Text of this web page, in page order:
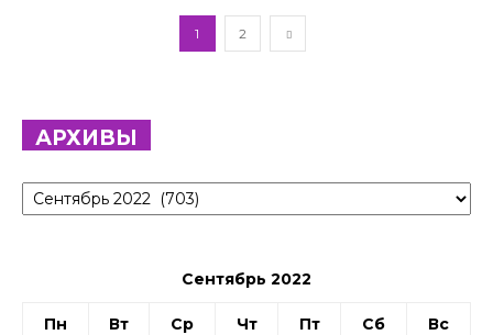
1 2
АРХИВЫ
Архивы
Сентябрь 2022
Пн Вт Ср Чт Пт Сб Вс